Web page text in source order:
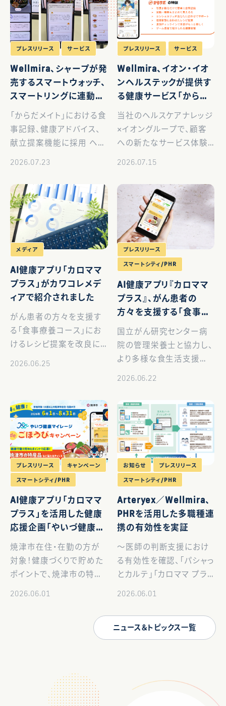
プレスリリース サービス
Wellmira、シャープが発
売するスマートウォッチ、
スマートリングに連動す
るヘルスケアアプリ「か
らだメイト」に健康アドバ
イスAI技術を提供
「からだメイト」における食
事記録、健康アドバイス、
献立提案機能に採用 ヘル
長兼CEO：渡辺敏成、以下
「当社」）は、シャープ株式
会社が2026年7月9日より
販売を開始した […]
2026.07.23
プレスリリース サービス
Wellmira、イオン・イオ
ンヘルステックが提供す
る健康サービス「からサ
ポ」に「カロママ プラス」
のアドバイスAIをライセ
ンス提供
当社のヘルスケアナレッジ
×イオングループで、顧客
への新たなサービス体験
表取締役社長兼CEO：渡
辺敏成、以下「当社」）は、
イオン株式会社（以下、「イ
オン」）と本サービス […]
2026.07.15
メディア
AI健康アプリ「カロママ
プラス」がカワコレメデ
ィアで紹介されました
がん患者の方々を支援す
る「食事療養コース」にお
けるレシピ提案を改良に
https://media.kawa-
colle.jp/_ct/1784801
[…]
2026.06.25
プレスリリース
スマートシティ/PHR
AI健康アプリ『カロママ
プラス』、がん患者の
方々を支援する「食事療
養コース」におけるレシ
ピ提案を改良
国立がん研究センター病
院の管理栄養士と協力し、
より多様な食生活支援へ
下「当社」）は、AI健康アプ
リ『カロママ プラス』におい
て、がん患者の […]
2026.06.22
プレスリリース キャンペーン
スマートシティ/PHR
AI健康アプリ「カロママ
プラス」を活用した健康
応援企画「やいづ健康マ
イレージdeごほうびキャ
ンペーン」が6月1日（月）
よりスタート
焼津市在住・在勤の方が
対象！健康づくりで貯めた
ポイントで、焼津市の特産
社Wellmira（代表取締役
社長兼CEO：渡辺敏成、以
下「当社」）は、焼津市が実
2026.06.01
お知らせ プレスリリース
スマートシティ/PHR
Arteryex／Wellmira、
PHRを活用した多職種連
携の有効性を実証
～医師の判断支援におけ
る有効性を確認、「パシャっ
とカルテ」「カロママ プラ
性の検討へ～ 経済産業省
「令和7年度ヘルスケア産
業基盤高度化推進事業
2026.06.01
ニュース＆トピックス一覧